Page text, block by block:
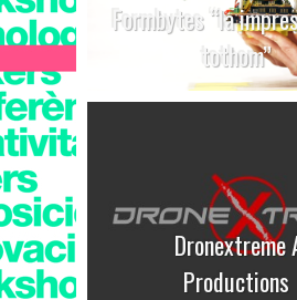
Formbytes “la
tothom”
Dronextreme
Productions